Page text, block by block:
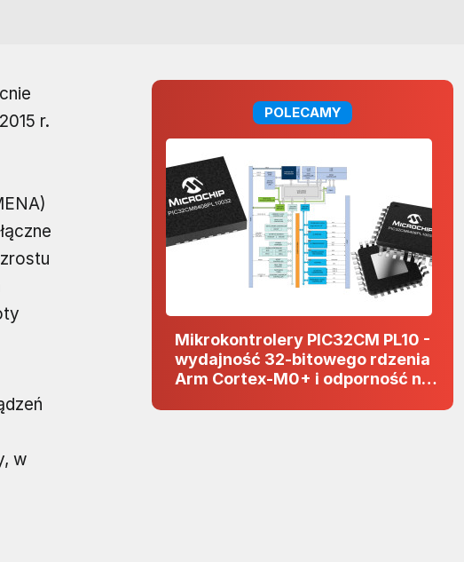
r.
w
POLECAMY
Mikrokontrolery PIC32CM PL10 -
wydajność 32-bitowego rdzenia
Arm Cortex-M0+ i odporność na